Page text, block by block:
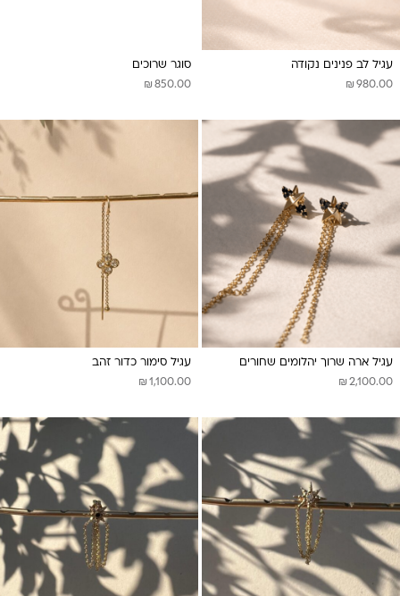
עגיל לב פנינים נקודה
₪ 980.00
סוגר שרוכים
₪ 850.00
עגיל ארה שרוך יהלומים שחורים
₪ 2,100.00
עגיל סימור כדור זהב
₪ 1,100.00